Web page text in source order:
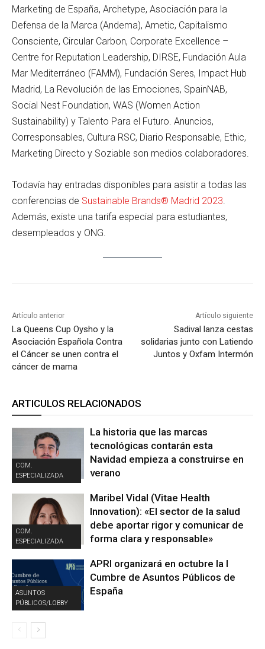
Marketing de España, Archetype, Asociación para la
Defensa de la Marca (Andema), Ametic, Capitalismo
Consciente, Circular Carbon, Corporate Excellence –
Centre for Reputation Leadership, DIRSE, Fundación Aula
Mar Mediterráneo (FAMM), Fundación Seres, Impact Hub
Madrid, La Revolución de las Emociones, SpainNAB,
Social Nest Foundation, WAS (Women Action
Sustainability) y Talento Para el Futuro. Anuncios,
Corresponsables, Cultura RSC, Diario Responsable, Ethic,
Marketing Directo y Soziable son medios colaboradores.
Todavía hay entradas disponibles para asistir a todas las
conferencias de Sustainable Brands® Madrid 2023.
Además, existe una tarifa especial para estudiantes,
desempleados y ONG.
Artículo anterior
La Queens Cup Oysho y la
Asociación Española Contra
el Cáncer se unen contra el
cáncer de mama
Artículo siguiente
Sadival lanza cestas
solidarias junto con Latiendo
Juntos y Oxfam Intermón
ARTICULOS RELACIONADOS
COM.
ESPECIALIZADA
La historia que las marcas
tecnológicas contarán esta
Navidad empieza a construirse en
verano
COM.
ESPECIALIZADA
Maribel Vidal (Vitae Health
Innovation): «El sector de la salud
debe aportar rigor y comunicar de
forma clara y responsable»
ASUNTOS
PÚBLICOS/LOBBY
APRI organizará en octubre la I
Cumbre de Asuntos Públicos de
España